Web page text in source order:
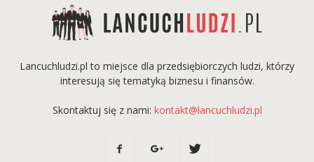
Lancuchludzi.pl to miejsce dla przedsiębiorczych ludzi, którzy
interesują się tematyką biznesu i finansów.
Skontaktuj się z nami: kontakt@lancuchludzi.pl